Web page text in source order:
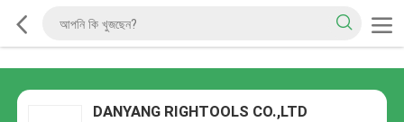
DANYANG RIGHTOOLS CO.,LTD